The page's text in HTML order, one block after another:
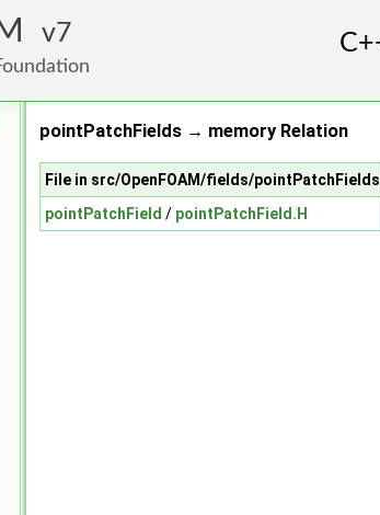
7
pointPatchFields → memory Relation
File in src/OpenFOAM/fields/pointPatchFields
pointPatchField / pointPatchField.H